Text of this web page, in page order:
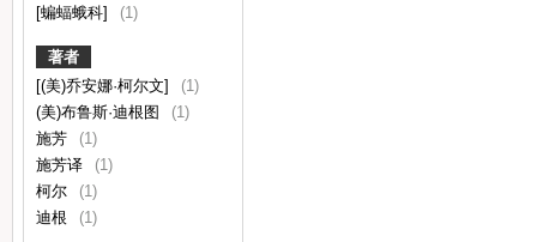
[蝙蝠蛾科]
(1)
著者
[(美)乔安娜·柯尔文]
(1)
(美)布鲁斯·迪根图
(1)
施芳
(1)
施芳译
(1)
柯尔
(1)
迪根
(1)